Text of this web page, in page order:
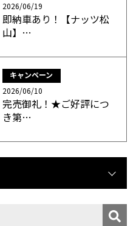
2026/06/19
即納車あり！【ナッツ松
山】…
キャンペーン
2026/06/10
完売御礼！★ご好評につ
き第…